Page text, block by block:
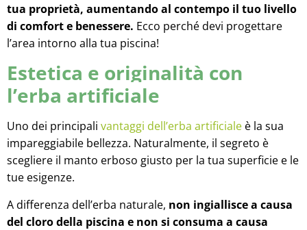
tua proprietà, aumentando al contempo il tuo livello
di comfort e benessere. Ecco perché devi progettare
l’area intorno alla tua piscina!
Estetica e originalità con
l’erba artificiale
Uno dei principali vantaggi dell’erba artificiale è la sua
impareggiabile bellezza. Naturalmente, il segreto è
scegliere il manto erboso giusto per la tua superficie e le
tue esigenze.
A differenza dell’erba naturale, non ingiallisce a causa
del cloro della piscina e non si consuma a causa